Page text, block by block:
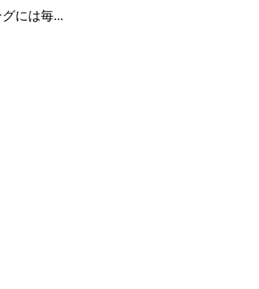
には毎...